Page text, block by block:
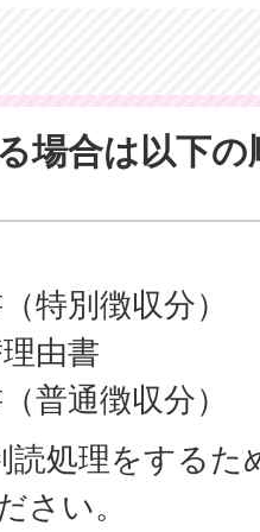
場合は以下
特別徴収分）
由書
普通徴収分）
読処理をするた
さい。